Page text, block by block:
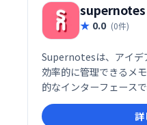
supernotes
0.0 (0件)
Supernotesは、アイデ
効率的に管理できるメ
的なインターフェース
り、整理することがで
理に最適なツールです。
詳